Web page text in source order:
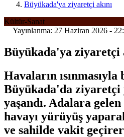
Büyükada'ya ziyaretçi akını
Kültür-Sanat
Yayınlanma: 27 Haziran 2026 -
Büyükada'ya ziyaretçi
Havaların
Büyükada'da ziyaretçi
yaşandı. Adalara
havayı yürüyüş
ve sahilde vakit